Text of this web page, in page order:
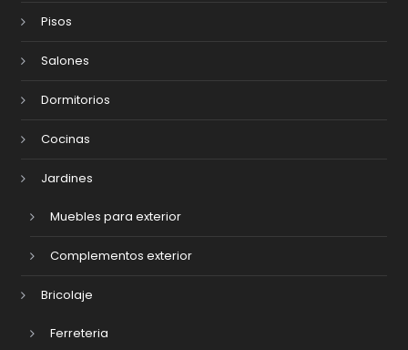
Pisos
Salones
Dormitorios
Cocinas
Jardines
Muebles para exterior
Complementos exterior
Bricolaje
Ferreteria